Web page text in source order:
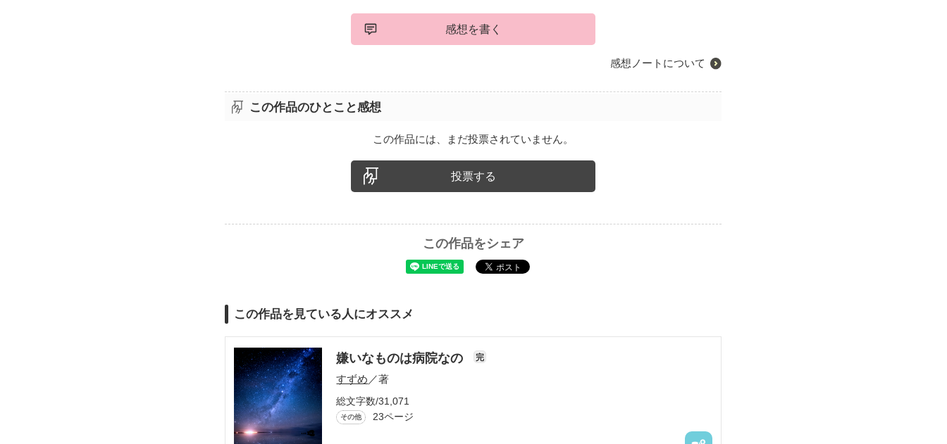
感想を書く
感想ノートについて
この作品のひとこと感想
この作品には、まだ投票されていません。
投票する
この作品をシェア
この作品を見ている人にオススメ
嫌いなものは病院なの 完
すずめ ／著
総文字数/31,071
その他 23ページ